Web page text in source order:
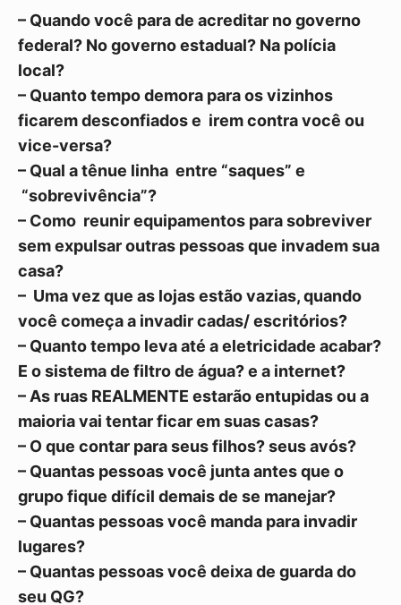
– Quando você para de acreditar no governo
federal? No governo estadual? Na polícia
local?
– Quanto tempo demora para os vizinhos
ficarem desconfiados e irem contra você ou
vice-versa?
– Qual a tênue linha entre “saques” e
“sobrevivência”?
– Como reunir equipamentos para sobreviver
sem expulsar outras pessoas que invadem sua
casa?
– Uma vez que as lojas estão vazias, quando
você começa a invadir cadas/ escritórios?
– Quanto tempo leva até a eletricidade acabar?
E o sistema de filtro de água? e a internet?
– As ruas REALMENTE estarão entupidas ou a
maioria vai tentar ficar em suas casas?
– O que contar para seus filhos? seus avós?
– Quantas pessoas você junta antes que o
grupo fique difícil demais de se manejar?
– Quantas pessoas você manda para invadir
lugares?
– Quantas pessoas você deixa de guarda do
seu QG?